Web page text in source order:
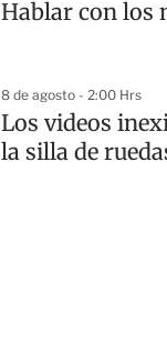
Hablar con los
8 de agosto - 2:00 Hrs
Los videos
la silla de